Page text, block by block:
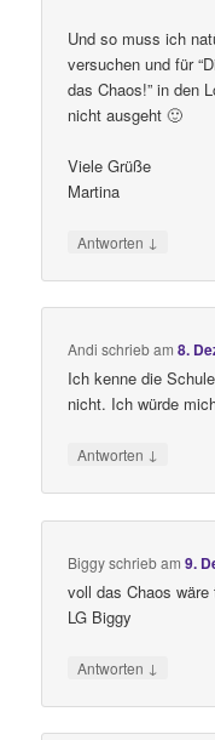
Und so muss ich
versuchen und für
das Chaos!” in den
nicht ausgeht 🙂
Viele Grüße
Martina
Antworten ↓
Andi schriebam8.
Ich kenne die
nicht. Ich würde
Antworten ↓
Biggyschriebam9.
voll das Chaos
LG Biggy
Antworten ↓